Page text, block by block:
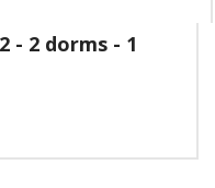
- 2 dorms - 1